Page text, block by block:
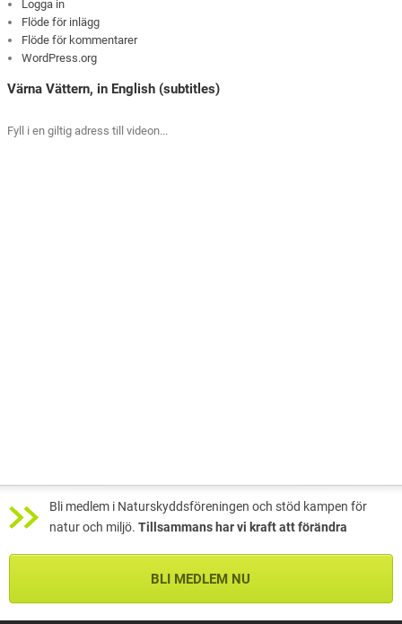
Logga in
Flöde för inlägg
Flöde för kommentarer
WordPress.org
Värna Vättern, in English (subtitles)
Fyll i en giltig adress till videon...
Bli medlem i Naturskyddsföreningen och stöd kampen för
natur och miljö. Tillsammans har vi kraft att förändra
BLI MEDLEM NU